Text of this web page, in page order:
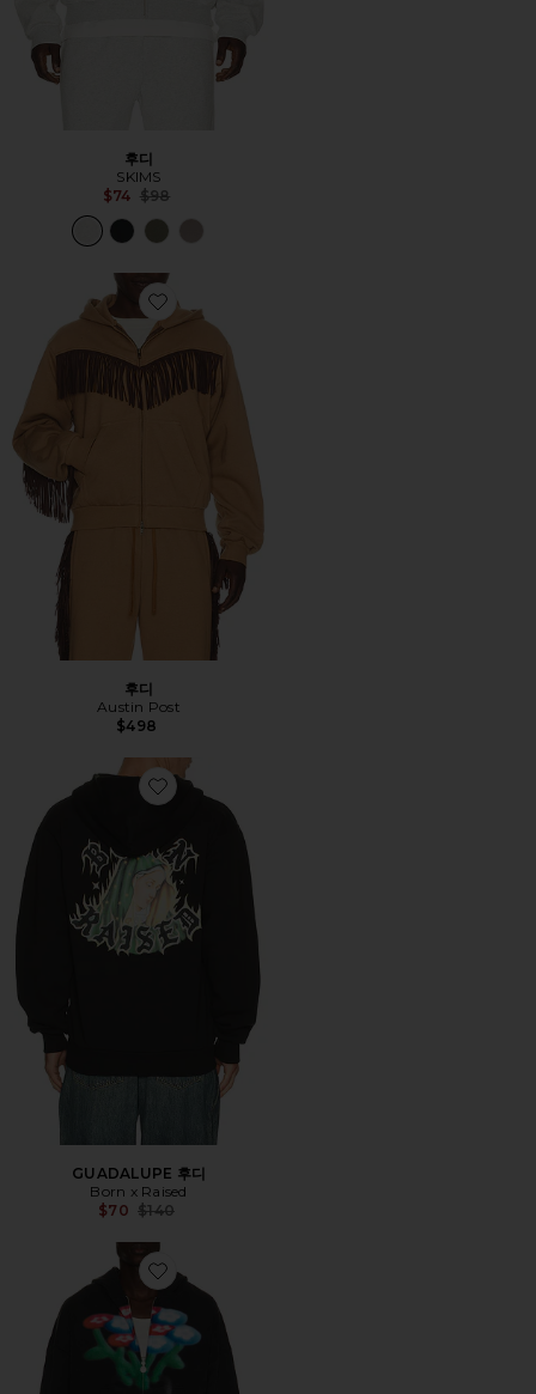
후디
SKIMS
$74 Previous price:
$98
Favorite 후디
후디
Austin Post
$498
Favorite GUADALUPE 후디
GUADALUPE 후디
Born x Raised
$70 Previous price:
$140
Favorite 후디